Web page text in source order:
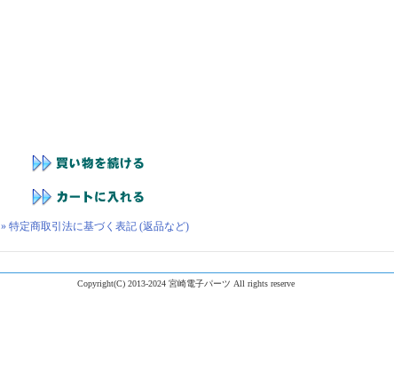
» 特定商取引法に基づく表記 (返品など)
Copyright(C) 2013-2024 宮崎電子パーツ All rights reserve